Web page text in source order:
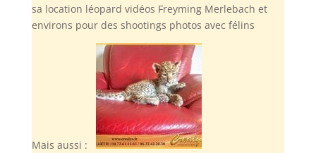
sa location léopard vidéos Freyming Merlebach et
environs pour des shootings photos avec félins
Mais aussi :